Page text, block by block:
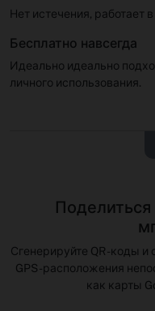
Нет истечения, работает
Бесплатно навсегда
Идеально идеально
личного использования.
Сгенерируйте QR -коды
GPS -расположения
как карты